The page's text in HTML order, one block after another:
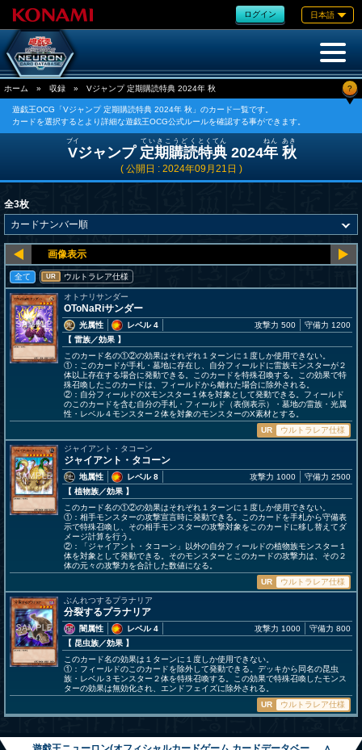
ログイン 日本語
ホーム » 収録 » Vジャンプ 定期購読特典 2024年 秋 ?
遊戯王OCG「Vジャンプ 定期購読特典 2024年 秋」のカード一覧です。
カードを選択するとより詳細な遊戯王OCG公式ルールを確認する事ができます。
V
ブイ
ジャンプ 定期購読
ていきこうどく
特典
とくてん
2024年
ねん
秋
あき
( 公開日 : 2024年09月21日 )
全3枚
全て UR ウルトラレア仕様
オトナリサンダー
OToNaRiサンダー
光属性
レベル 4
【 雷族／効果 】
攻撃力 500 守備力 1200
このカード名の①②の効果はそれぞれ１ターンに１度しか使用できない。
①：このカードが手札・墓地に存在し、自分フィールドに雷族モンスターが２
体以上存在する場合に発動できる。このカードを特殊召喚する。この効果で特
殊召喚したこのカードは、フィールドから離れた場合に除外される。
②：自分フィールドのXモンスター１体を対象として発動できる。フィールド
のこのカードを含む自分の手札・フィールド（表側表示）・墓地の雷族・光属
性・レベル４モンスター２体を対象のモンスターのX素材とする。
UR
ウルトラレア仕様
ジャイアント・タコーン
ジャイアント・タコーン
地属性
レベル 8
【 植物族／効果 】
攻撃力 1000 守備力 2500
このカード名の①②の効果はそれぞれ１ターンに１度しか使用できない。
①：相手モンスターの攻撃宣言時に発動できる。このカードを手札から守備表
示で特殊召喚し、その相手モンスターの攻撃対象をこのカードに移し替えてダ
メージ計算を行う。
②：「ジャイアント・タコーン」以外の自分フィールドの植物族モンスター１
体を対象として発動できる。そのモンスターとこのカードの攻撃力は、その２
体の元々の攻撃力を合計した数値になる。
UR
ウルトラレア仕様
ぶんれつするプラナリア
分裂するプラナリア
闇属性
レベル 4
【 昆虫族／効果 】
攻撃力 1000 守備力 800
このカード名の効果は１ターンに１度しか使用できない。
①：フィールドのこのカードを除外して発動できる。デッキから同名の昆虫
族・レベル３モンスター２体を特殊召喚する。この効果で特殊召喚したモンス
ターの効果は無効化され、エンドフェイズに除外される。
UR
ウルトラレア仕様